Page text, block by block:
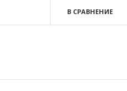
В СРАВНЕНИЕ